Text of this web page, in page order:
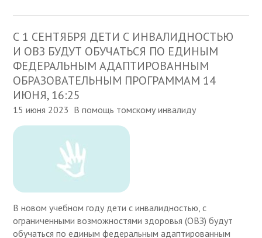
С 1 СЕНТЯБРЯ ДЕТИ С ИНВАЛИДНОСТЬЮ
И ОВЗ БУДУТ ОБУЧАТЬСЯ ПО ЕДИНЫМ
ФЕДЕРАЛЬНЫМ АДАПТИРОВАННЫМ
ОБРАЗОВАТЕЛЬНЫМ ПРОГРАММАМ 14
ИЮНЯ, 16:25
15 июня 2023 В помощь томскому инвалиду
В новом учебном году дети с инвалидностью, с
ограниченными возможностями здоровья (ОВЗ) будут
обучаться по единым федеральным адаптированным